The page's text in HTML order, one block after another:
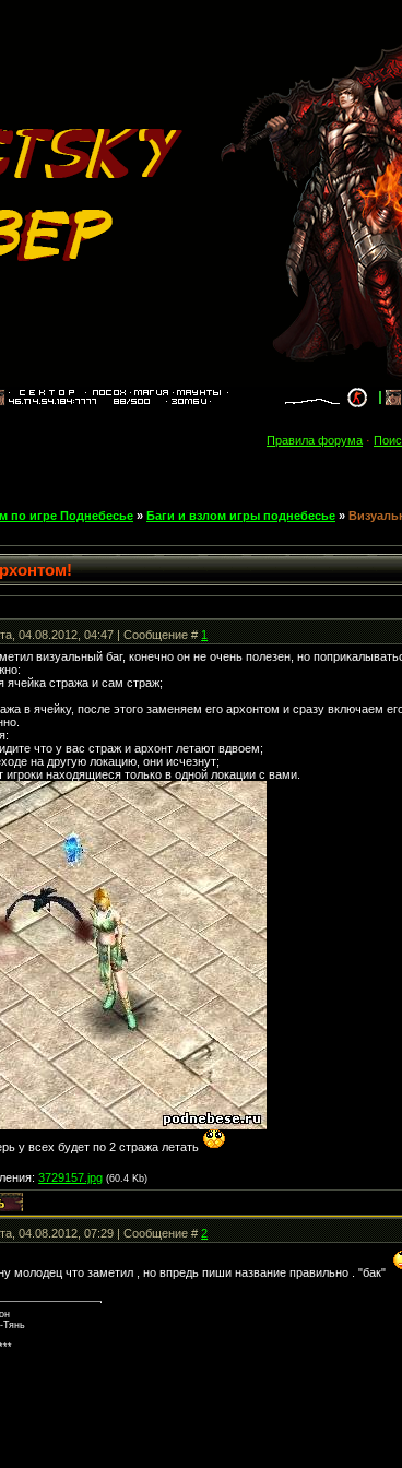
Правила форума ·
по игре Поднебесье » Баги и взлом игры поднебесье »
04.08.2012, 04:47 | Сообщение #1
визуальный баг, конечно он не очень полезен, но
ячейка стража и сам страж;
в ячейку, после этого заменяем его архонтом и сразу включаем
что у вас страж и архонт летают вдвоем;
на другую локацию, они исчезнут;
игроки находящиеся только в одной локации с вами.
у всех будет по 2 стража летать
3729157.jpg (60.4 Kb)
04.08.2012, 07:29 | Сообщение #2
ну молодец что заметил , но впредь пиши название правильно . "бак"
Тянь